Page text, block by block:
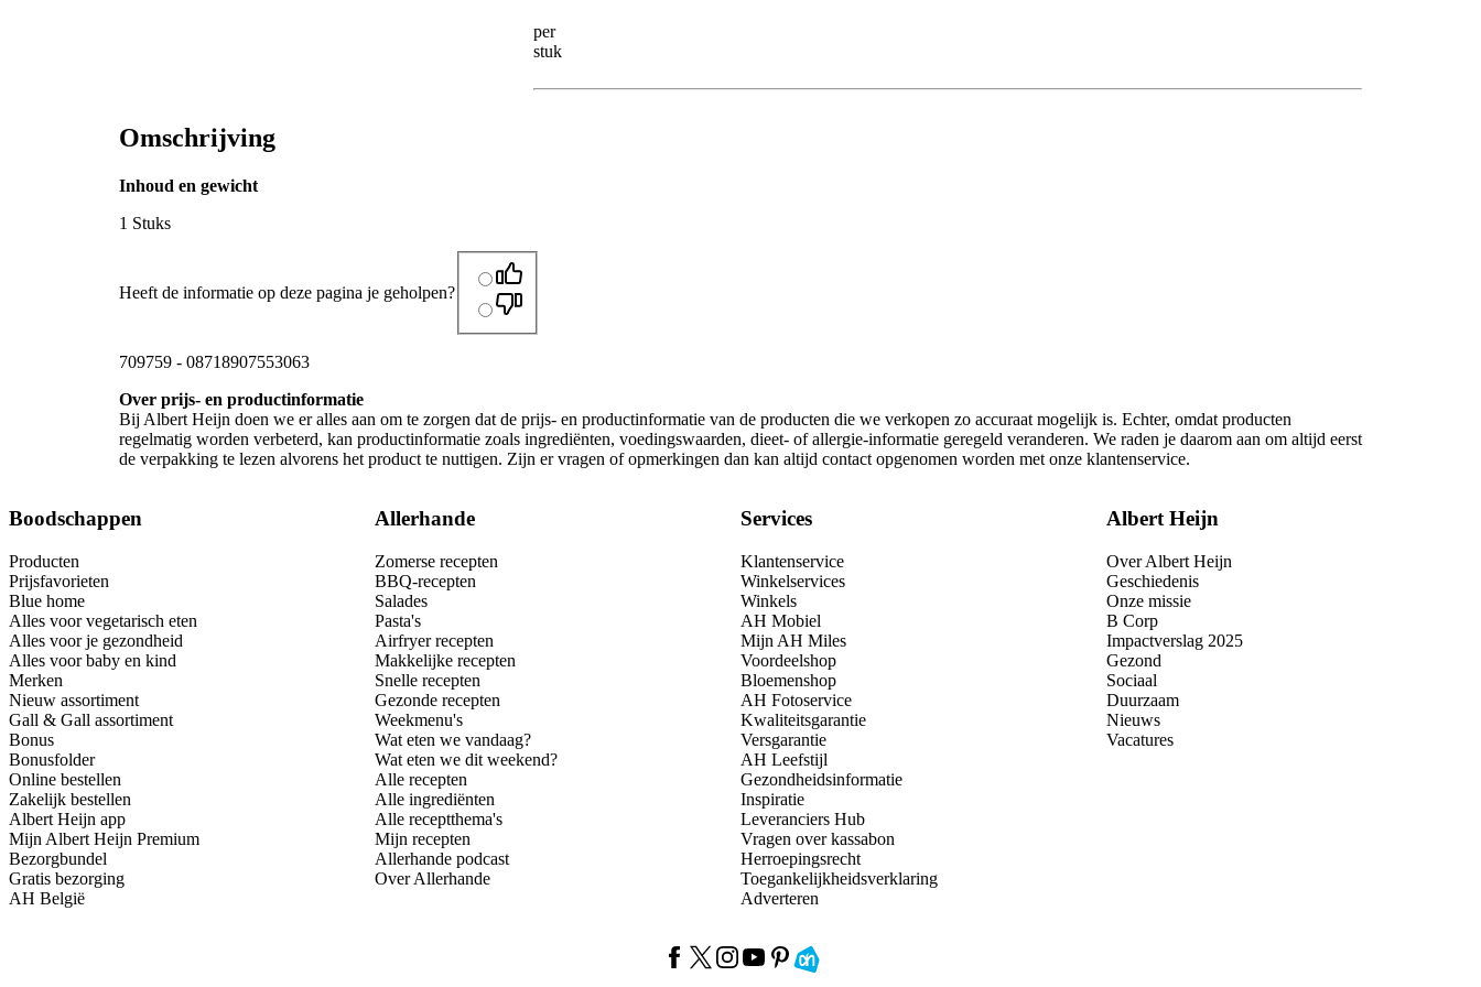
per
stuk
Omschrijving
Inhoud en gewicht
1 Stuks
Heeft de informatie op deze pagina je geholpen?
709759 - 08718907553063
Over prijs- en productinformatie
Bij Albert Heijn doen we er alles aan om te zorgen dat de prijs- en productinformatie van de producten die we verkopen zo accuraat mogelijk is. Echter, omdat producten
regelmatig worden verbeterd, kan productinformatie zoals ingrediënten, voedingswaarden, dieet- of allergie-informatie geregeld veranderen. We raden je daarom aan om altijd eerst
de verpakking te lezen alvorens het product te nuttigen. Zijn er vragen of opmerkingen dan kan altijd contact opgenomen worden met onze klantenservice.
Boodschappen
Producten
Prijsfavorieten
Blue home
Alles voor vegetarisch eten
Alles voor je gezondheid
Alles voor baby en kind
Merken
Nieuw assortiment
Gall & Gall assortiment
Bonus
Bonusfolder
Online bestellen
Zakelijk bestellen
Albert Heijn app
Mijn Albert Heijn Premium
Bezorgbundel
Gratis bezorging
AH België
Allerhande
Zomerse recepten
BBQ-recepten
Salades
Pasta's
Airfryer recepten
Makkelijke recepten
Snelle recepten
Gezonde recepten
Weekmenu's
Wat eten we vandaag?
Wat eten we dit weekend?
Alle recepten
Alle ingrediënten
Alle receptthema's
Mijn recepten
Allerhande podcast
Over Allerhande
Services
Klantenservice
Winkelservices
Winkels
AH Mobiel
Mijn AH Miles
Voordeelshop
Bloemenshop
AH Fotoservice
Kwaliteitsgarantie
Versgarantie
AH Leefstijl
Gezondheidsinformatie
Inspiratie
Leveranciers Hub
Vragen over kassabon
Herroepingsrecht
Toegankelijkheidsverklaring
Adverteren
Albert Heijn
Over Albert Heijn
Geschiedenis
Onze missie
B Corp
Impactverslag 2025
Gezond
Sociaal
Duurzaam
Nieuws
Vacatures